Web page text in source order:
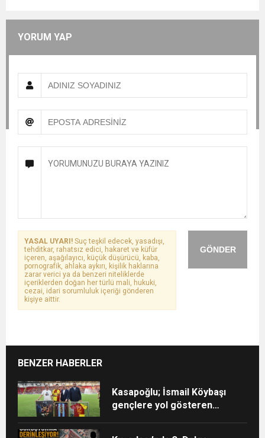
YORUM YAP
GÖNDER
YASAL UYARI! Suç teşkil edecek, yasadışı,
tehditkar, rahatsız edici, hakaret ve küfür
içeren, aşağılayıcı, küçük düşürücü, kaba,
pornografik, ahlaka aykırı, kişilik haklarına
zarar verici ya da benzeri niteliklerde
içeriklerden doğan her türlü mali, hukuki,
cezai, idari sorumluluk içeriği gönderen
kişiye aittir.
BENZER HABERLER
Kasapoğlu; İsmail Köybaşı
gençlere yol gösteren